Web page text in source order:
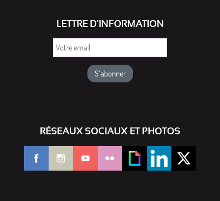
LETTRE D'INFORMATION
RÉSEAUX SOCIAUX ET PHOTOS